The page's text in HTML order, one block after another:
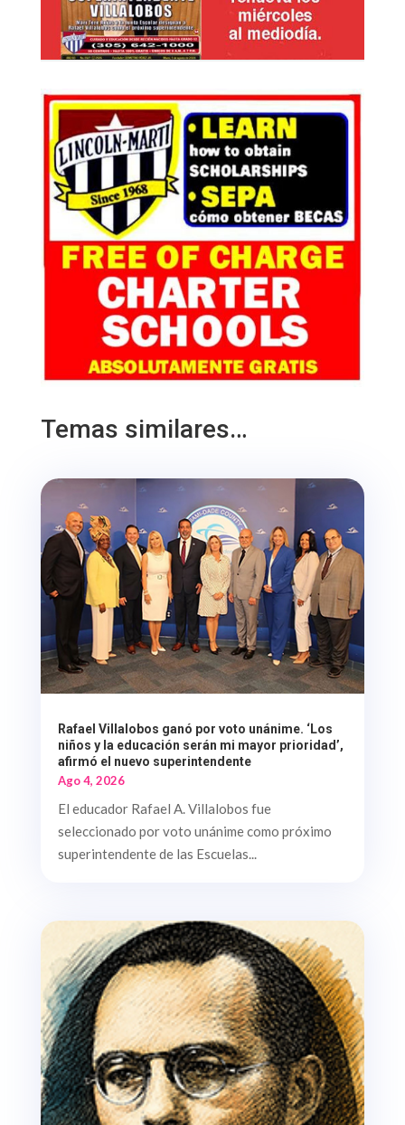
Temas similares…
Rafael Villalobos ganó por voto unánime. ‘Los
niños y la educación serán mi mayor prioridad’,
afirmó el nuevo superintendente
Ago 4, 2026
El educador Rafael A. Villalobos fue
seleccionado por voto unánime como próximo
superintendente de las Escuelas...